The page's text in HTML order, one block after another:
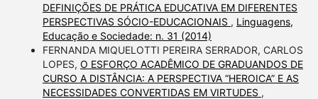
DEFINIÇÕES DE PRÁTICA EDUCATIVA EM DIFERENTES
PERSPECTIVAS SÓCIO-EDUCACIONAIS , Linguagens,
Educação e Sociedade: n. 31 (2014)
FERNANDA MIQUELOTTI PEREIRA SERRADOR, CARLOS
LOPES, O ESFORÇO ACADÊMICO DE GRADUANDOS DE
CURSO A DISTÂNCIA: A PERSPECTIVA “HEROICA” E AS
NECESSIDADES CONVERTIDAS EM VIRTUDES ,